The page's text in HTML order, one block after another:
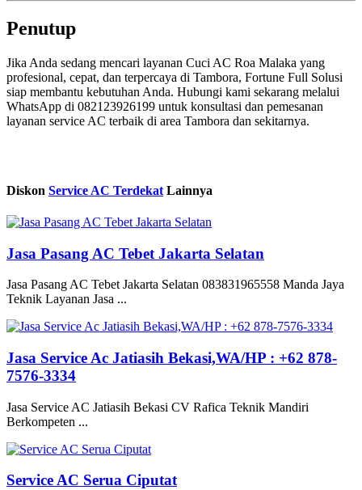
Penutup
Jika Anda sedang mencari layanan Cuci AC Roa Malaka yang
profesional, cepat, dan terpercaya di Tambora, Fortune Full Solusi
siap membantu kebutuhan Anda. Hubungi kami sekarang melalui
WhatsApp di 082123926199 untuk konsultasi dan pemesanan
layanan service AC terbaik di area Tambora dan sekitarnya.
Diskon Service AC Terdekat Lainnya
Jasa Pasang AC Tebet Jakarta Selatan
Jasa Pasang AC Tebet Jakarta Selatan 083831965558 Manda Jaya
Teknik Layanan Jasa ...
Jasa Service Ac Jatiasih Bekasi,WA/HP : +62 878-
7576-3334
Jasa Service AC Jatiasih Bekasi CV Rafica Teknik Mandiri
Berkompeten ...
Service AC Serua Ciputat